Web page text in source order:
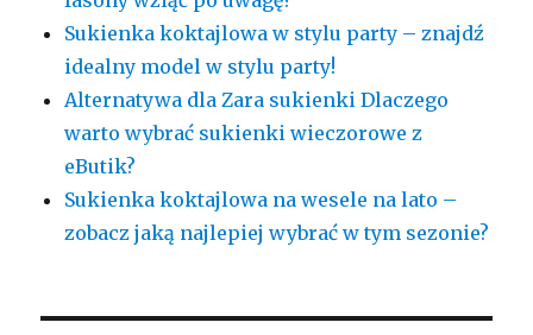
Sukienka koktajlowa w stylu party – znajdź
idealny model w stylu party!
Alternatywa dla Zara sukienki Dlaczego
warto wybrać sukienki wieczorowe z
eButik?
Sukienka koktajlowa na wesele na lato –
zobacz jaką najlepiej wybrać w tym sezonie?